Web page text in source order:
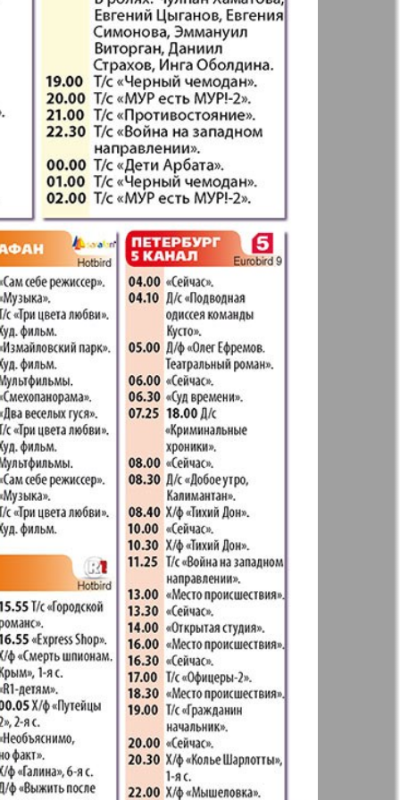
41
47
53
59
65
71
77
83 84
Англия
Аугсбург-сити
Будь здоров
info Вечерняя газета
Wadim
Дом и семья
газета
Еврейская
панорама
Жизнь женщины
Идеальная фирма
Катюша
Крот в Германии